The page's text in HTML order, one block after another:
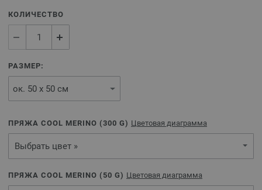
КОЛИЧЕСТВО
РАЗМЕР:
ПРЯЖА COOL MERINO (300 G) Цветовая диаграмма
Выбрать цвет »
ПРЯЖА COOL MERINO ( 50 G) Цветовая диаграмма